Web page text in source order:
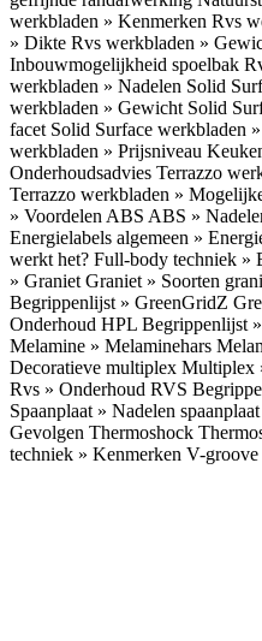
werkbladen » Kenmerken Rvs
» Dikte Rvs werkbladen »
Inbouwmogelijkheid spoelbak
werkbladen » Nadelen Solid
werkbladen » Gewicht Solid
facet Solid Surface werkbladen
werkbladen » Prijsniveau
Onderhoudsadvies Terrazzo
Terrazzo werkbladen »
» Voordelen ABS ABS »
Energielabels algemeen »
werkt het? Full-body techniek »
» Graniet Graniet » Soorten
Begrippenlijst » GreenGridZ
Onderhoud HPL Begrippenlijst
Melamine » Melaminehars
Decoratieve multiplex Multiplex
Rvs » Onderhoud RVS
Spaanplaat » Nadelen spaanplaat
Gevolgen Thermoshock
techniek » Kenmerken V-groove